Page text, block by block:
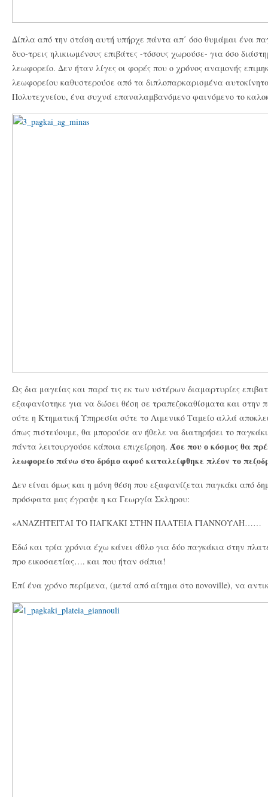
Δίπλα από την στάση αυτή υπήρχε πάντα απ΄ όσο θυμάμαι ένα
δυο-τρεις ηλικιωμένους επιβάτες -τόσους χωρούσε- για όσο
λεωφορείο. Δεν ήταν λίγες οι φορές που ο χρόνος αναμονής
λεωφορείου καθυστερούσε από τα διπλοπαρκαρισμένα
Πολυτεχνείου, ένα συχνά επαναλαμβανόμενο φαινόμενο το
Ως δια μαγείας και παρά τις εκ των υστέρων διαμαρτυρίες
εξαφανίστηκε για να δώσει θέση σε τραπεζοκαθίσματα και στην
ούτε η Κτηματική Υπηρεσία ούτε το Λιμενικό Ταμείο αλλά
όπως πιστεύουμε, θα μπορούσε αν ήθελε να διατηρήσει το
πάντα λειτουργούσε κάποια επιχείρηση. Άσε που ο κόσμος θα
λεωφορείο πάνω στο δρόμο αφού καταλείφθηκε πλέον το
Δεν είναι όμως και η μόνη θέση που εξαφανίζεται παγκάκι από
πρόσφατα μας έγραψε η κα Γεωργία Σκληρου:
«ΑΝΑΖΗΤΕΙΤΑΙ ΤΟ ΠΑΓΚΑΚΙ ΣΤΗΝ ΠΛΑΤΕΙΑ ΓΙΑΝΝΟΥΛΗ……
Εδώ και τρία χρόνια έχω κάνει άθλο για δύο παγκάκια στην
προ εικοσαετίας…. και που ήταν σάπια!
Επί ένα χρόνο περίμενα, (μετά από αίτημα στο novoville), να